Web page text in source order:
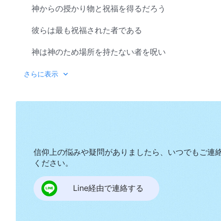
神からの授かり物と祝福を得るだろう
彼らは最も祝福された者である
神は神のため場所を持たない者を呪い
罰を与え 見捨てる
あなたが完全にされるチャンスは大きくなる
神は真に神を愛する者を
神は神の前に心が静まる者を
さらに表示
信仰上の悩みや疑問がありましたら、いつでもご連
ください。
Line経由で連絡する